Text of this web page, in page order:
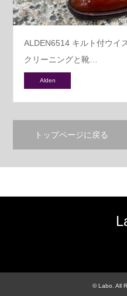
ALDEN6514 キルト付ウイ
クリーニングと靴…
Alden
トップページに戻る
©Labo . All